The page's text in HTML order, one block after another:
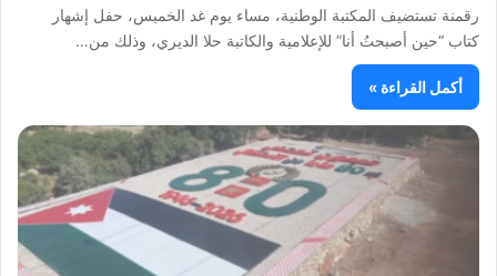
رقمنة تستضيف المكتبة الوطنية، مساء يوم غد الخميس، حفل إشهار
كتاب “حين أصبحتُ أنا” للإعلامية والكاتبة حلا الديري، وذلك من…
أكمل القراءة »